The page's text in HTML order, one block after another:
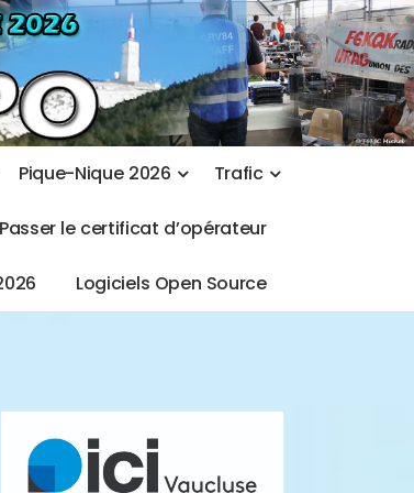
Pique-Nique 2026 Trafic
Passer le certificat d’opérateur
026 Logiciels Open Source